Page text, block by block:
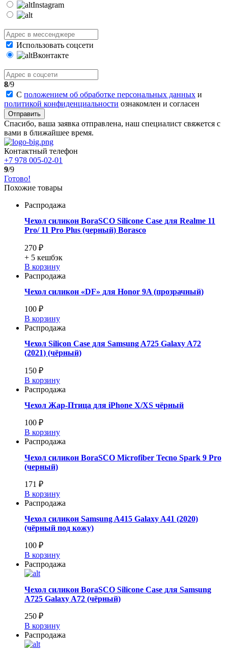
Instagram
Использовать соцсети
Вконтакте
8/9
С положением об обработке персональных данных и
политикой конфиденциальности ознакомлен и согласен
Отправить
Спасибо, ваша заявка отправлена, наш специалист свяжется с
вами в ближайшее время.
Контактный телефон
+7 978 005-02-01
9/9
Готово!
Похожие товары
Распродажа
Чехол силикон BoraSCO Silicone Case для Realme 11
Pro/ 11 Pro Plus (черный) Borasco
270 ₽
+ 5 кешбэк
В корзину
Распродажа
Чехол силикон «DF» для Honor 9A (прозрачный)
100 ₽
В корзину
Распродажа
Чехол Silicon Case для Samsung A725 Galaxy A72
(2021) (чёрный)
150 ₽
В корзину
Распродажа
Чехол Жар-Птица для iPhone X/XS чёрный
100 ₽
В корзину
Распродажа
Чехол силикон BoraSCO Microfiber Tecno Spark 9 Pro
(черный)
171 ₽
В корзину
Распродажа
Чехол силикон Samsung A415 Galaxy A41 (2020)
(чёрный под кожу)
100 ₽
В корзину
Распродажа
Чехол силикон BoraSCO Silicone Case для Samsung
A725 Galaxy A72 (чёрный)
250 ₽
В корзину
Распродажа